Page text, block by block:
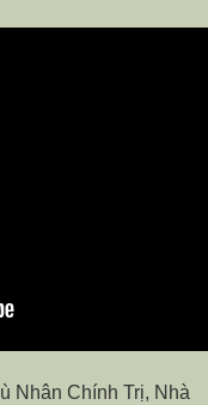
Nhân Chính Trị, Nhà